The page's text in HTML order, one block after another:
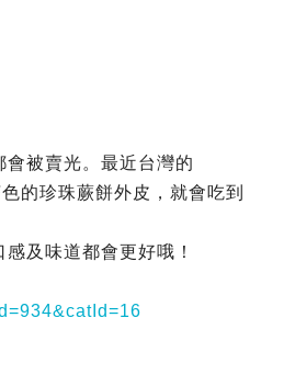
被賣光。最近台灣的
的珍珠蕨餅外皮，就會吃到
及味道都會更好哦！